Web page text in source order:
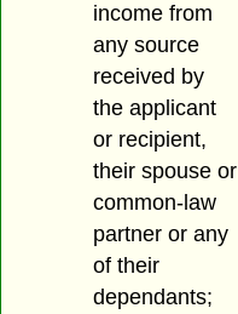
income from
any source
received by
the applicant
or recipient,
their spouse or
common-law
partner or any
of their
dependants;